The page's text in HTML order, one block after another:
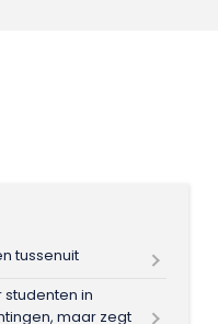
tussenuit
in
maar zegt